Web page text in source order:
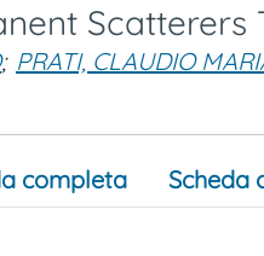
Scatterers
; PRATI, CLAUDIO
completa Scheda